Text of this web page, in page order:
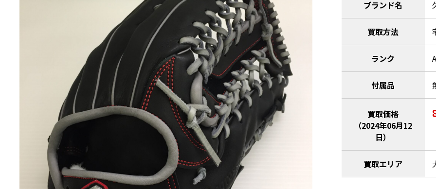
ブランド名
買取方法
ランク A
付属品
買取価格
（2024年06月12
日）
買取エリア